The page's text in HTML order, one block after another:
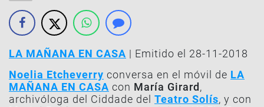
LA MAÑANA EN CASA | Emitido el 28-11-2018
Noelia Etcheverry conversa en el móvil de LA
MAÑANA EN CASA con María Girard ,
archivóloga del Ciddade del Teatro Solís, y con